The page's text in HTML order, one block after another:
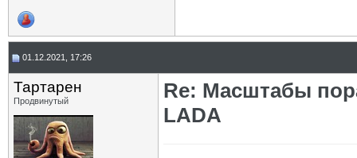
01.12.2021, 17:26
Тартарен
Продвинутый
Re: Масштабы
LADA